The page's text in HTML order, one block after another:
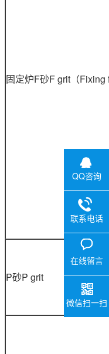
固定炉F砂F grit（Fixing
P砂P grit
QQ咨询
联系电话
在线留言
微信扫一扫